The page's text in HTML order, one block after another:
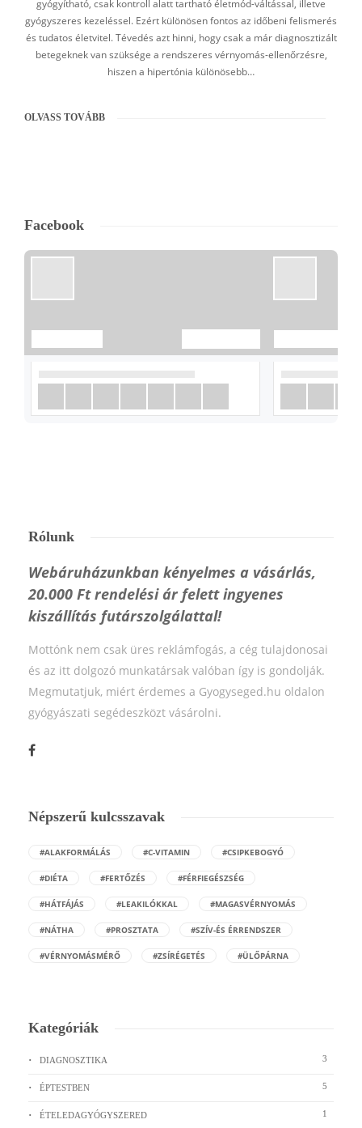
gyógyítható, csak kontroll alatt tartható életmód-váltással, illetve
gyógyszeres kezeléssel. Ezért különösen fontos az időbeni felismerés
és tudatos életvitel. Tévedés azt hinni, hogy csak a már diagnosztizált
betegeknek van szüksége a rendszeres vérnyomás-ellenőrzésre,
hiszen a hipertónia különösebb…
OLVASS TOVÁBB
Facebook
Rólunk
Webáruházunkban kényelmes a vásárlás,
20.000 Ft rendelési ár felett ingyenes
kiszállítás futárszolgálattal!
Mottónk nem csak üres reklámfogás, a cég tulajdonosai
és az itt dolgozó munkatársak valóban így is gondolják.
Megmutatjuk, miért érdemes a Gyogyseged.hu oldalon
gyógyászati segédeszközt vásárolni.
Népszerű kulcsszavak
#ALAKFORMÁLÁS #C-VITAMIN #CSIPKEBOGYÓ
#DIÉTA #FERTŐZÉS #FÉRFIEGÉSZSÉG
#HÁTFÁJÁS #LEAKILÓKKAL #MAGASVÉRNYOMÁS
#NÁTHA #PROSZTATA #SZÍV-ÉS ÉRRENDSZER
#VÉRNYOMÁSMÉRŐ #ZSÍRÉGETÉS #ÜLŐPÁRNA
Kategóriák
DIAGNOSZTIKA 3
ÉPTESTBEN 5
ÉTELEDAGYÓGYSZERED 1